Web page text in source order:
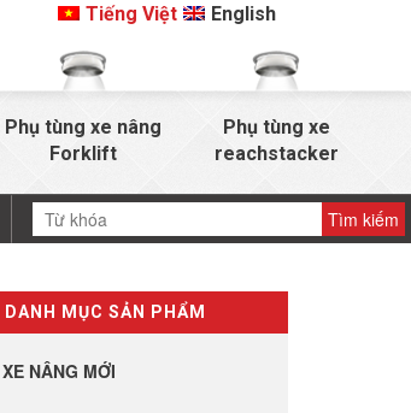
Tiếng Việt English
Phụ tùng xe nâng
Forklift
Phụ tùng xe
reachstacker
DANH MỤC SẢN PHẨM
XE NÂNG MỚI